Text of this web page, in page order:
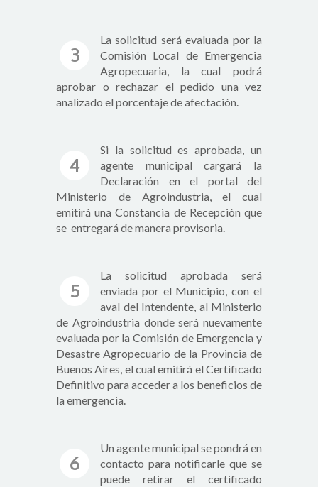
3
La solicitud será evaluada por la
Comisión Local de Emergencia
Agropecuaria, la cual podrá
aprobar o rechazar el pedido una vez
analizado el porcentaje de afectación.
4
Si la solicitud es aprobada, un
agente municipal cargará la
Declaración en el portal del
Ministerio de Agroindustria, el cual
emitirá una Constancia de Recepción que
se entregará de manera provisoria.
5
La solicitud aprobada será
enviada por el Municipio, con el
aval del Intendente, al Ministerio
de Agroindustria donde será nuevamente
evaluada por la Comisión de Emergencia y
Desastre Agropecuario de la Provincia de
Buenos Aires, el cual emitirá el Certificado
Definitivo para acceder a los beneficios de
la emergencia.
6
Un agente municipal se pondrá en
contacto para notificarle que se
puede retirar el certificado